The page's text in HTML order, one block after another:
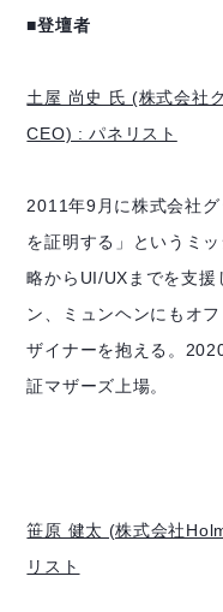
■登壇者
土屋 尚史 氏 (株式会社
CEO) : パネリスト
2011年9月に株式会社
を証明する」というミ
略からUI/UXまでを支援
ン、ミュンヘンにもオ
ザイナーを抱える。
証マザーズ上場。
笹原 健太 (株式会社
リスト